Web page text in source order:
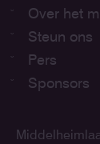
Over het
Steun ons
Pers
Sponsors